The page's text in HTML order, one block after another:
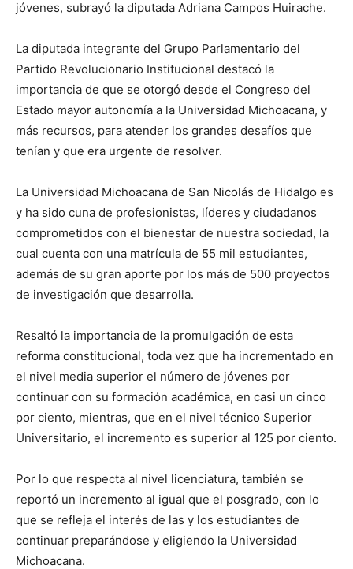
jóvenes, subrayó la diputada Adriana Campos Huirache.
La diputada integrante del Grupo Parlamentario del
Partido Revolucionario Institucional destacó la
importancia de que se otorgó desde el Congreso del
Estado mayor autonomía a la Universidad Michoacana, y
más recursos, para atender los grandes desafíos que
tenían y que era urgente de resolver.
La Universidad Michoacana de San Nicolás de Hidalgo es
y ha sido cuna de profesionistas, líderes y ciudadanos
comprometidos con el bienestar de nuestra sociedad, la
cual cuenta con una matrícula de 55 mil estudiantes,
además de su gran aporte por los más de 500 proyectos
de investigación que desarrolla.
Resaltó la importancia de la promulgación de esta
reforma constitucional, toda vez que ha incrementado en
el nivel media superior el número de jóvenes por
continuar con su formación académica, en casi un cinco
por ciento, mientras, que en el nivel técnico Superior
Universitario, el incremento es superior al 125 por ciento.
Por lo que respecta al nivel licenciatura, también se
reportó un incremento al igual que el posgrado, con lo
que se refleja el interés de las y los estudiantes de
continuar preparándose y eligiendo la Universidad
Michoacana.